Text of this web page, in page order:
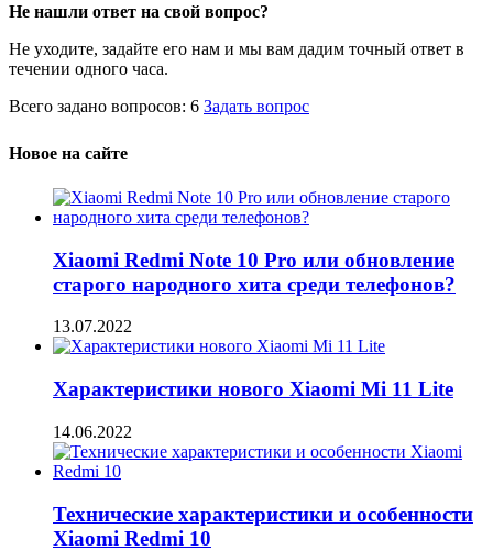
Не нашли ответ на свой вопрос?
Не уходите, задайте его нам и мы вам дадим точный ответ в
течении одного часа.
Всего задано вопросов: 6 Задать вопрос
Новое на сайте
Xiaomi Redmi Note 10 Pro или обновление
старого народного хита среди телефонов?
13.07.2022
Характеристики нового Xiaomi Mi 11 Lite
14.06.2022
Технические характеристики и особенности
Xiaomi Redmi 10